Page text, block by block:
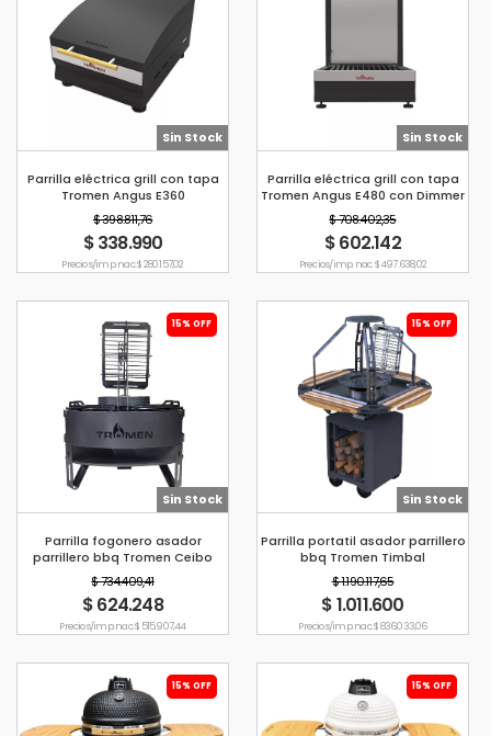
Sin Stock
Parrilla eléctrica grill con tapa
Tromen Angus E360
$ 398.811,76
$ 338.990
Precio s/imp. nac. $ 280.157,02
Sin Stock
Parrilla eléctrica grill con tapa
Tromen Angus E480 con Dimmer
$ 708.402,35
$ 602.142
Precio s/imp. nac. $ 497.638,02
15% OFF
Sin Stock
Parrilla fogonero asador
parrillero bbq Tromen Ceibo
$ 734.409,41
$ 624.248
Precio s/imp. nac. $ 515.907,44
15% OFF
Sin Stock
Parrilla portatil asador parrillero
bbq Tromen Timbal
$ 1.190.117,65
$ 1.011.600
Precio s/imp. nac. $ 836.033,06
15% OFF 15% OFF